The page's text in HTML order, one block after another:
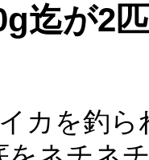
迄が2
カを釣